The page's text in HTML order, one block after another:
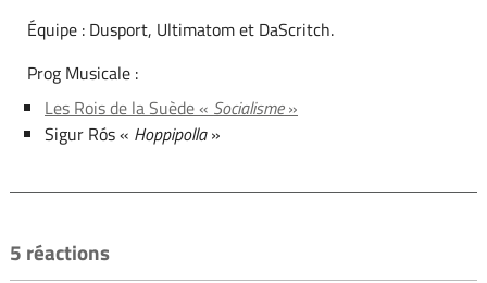
Équipe : Dusport, Ultimatom et DaScritch.
Prog Musicale :
Les Rois de la Suède « Socialisme»
Sigur Rós « Hoppipolla»
5 réactions